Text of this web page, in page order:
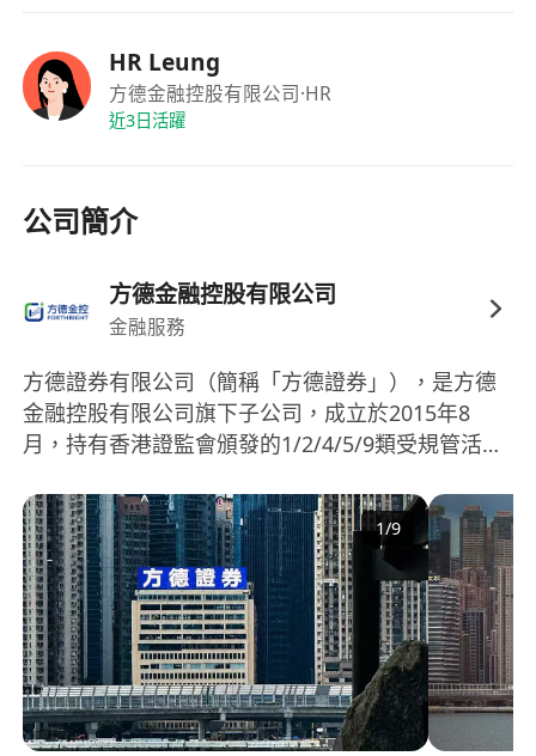
復喚醒、高淨值客戶維護）的個性化溝通文案、郵
件與推送；針對市場波動、重要節慶等場景，輸出
安撫性、關懷性或祝賀性的暖心溝通素材。
務，負責其上市前後的全套行銷包裝：包括核心賣
點提煉、宣傳文案撰寫、推廣材料（如長圖文、簡
引力地傳遞給客戶與業務團隊。
四、活動行銷支持：緊密配合業務發起的各類行銷
活動，提供全方位的創意素材支持。根據活動主題
與目標（會員活動、客戶加金活動等），策劃並製
作活動宣傳文案、海報、短視頻等素材。
據表現（如閱讀、互動、諮詢轉化、加金引導），
進行複盤分析，並基於數據回饋持續優化內容策略
與形式。
六、跨團隊協同與合規保障：高效協同業務、設
計、視頻、運營及合規等部門，精准理解業務需
求，確保所有行銷內容符合監管要求，並推動創意
高質量落地。
HR Leung
方德金融控股有限公司·HR
近3日活躍
公司簡介
方德金融控股有限公司
金融服務
方德證券有限公司（簡稱「方德證券」），是方德
金融控股有限公司旗下子公司，成立於2015年8
月，持有香港證監會頒發的1/2/4/5/9類受規管活動
產品、穩定高效的交易平臺和專業便捷的金融服
務，業務涵蓋：全球證券、期貨交易、投資咨詢等
服務，為客戶提供領先的綜合金融投資服務。
1/9